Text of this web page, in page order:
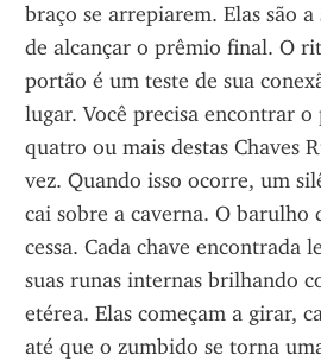
braço se arrepiarem. Elas são
de alcançar o prêmio final. O
portão é um teste de sua
lugar. Você precisa encontrar o
quatro ou mais destas Chaves
vez. Quando isso ocorre, um
cai sobre a caverna. O barulho
cessa. Cada chave encontrada
suas runas internas brilhando
etérea. Elas começam a girar,
até que o zumbido se torna